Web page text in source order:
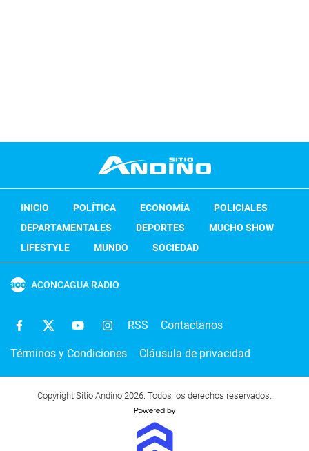
INICIO POLÍTICA ECONOMÍA
POLICIALES
DEPARTAMENTALES
DEPORTES
MUCHO SHOW
LIFESTYLE
MUNDO SOCIEDAD
ACONCAGUA RADIO
RSS Contactanos
Términos y Condiciones Cláusula de privacidad
Copyright Sitio Andino 2026. Todos los derechos reservados.